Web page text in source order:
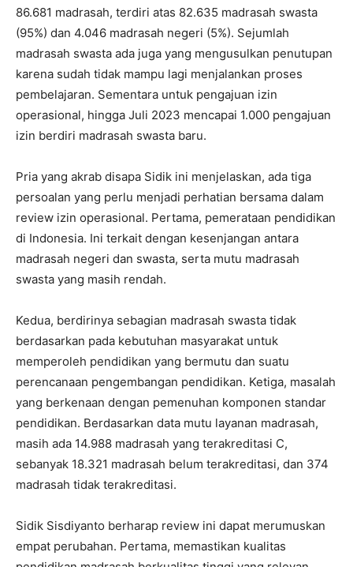
86.681 madrasah, terdiri atas 82.635 madrasah swasta
(95%) dan 4.046 madrasah negeri (5%). Sejumlah
madrasah swasta ada juga yang mengusulkan penutupan
karena sudah tidak mampu lagi menjalankan proses
pembelajaran. Sementara untuk pengajuan izin
operasional, hingga Juli 2023 mencapai 1.000 pengajuan
izin berdiri madrasah swasta baru.
Pria yang akrab disapa Sidik ini menjelaskan, ada tiga
persoalan yang perlu menjadi perhatian bersama dalam
review izin operasional. Pertama, pemerataan pendidikan
di Indonesia. Ini terkait dengan kesenjangan antara
madrasah negeri dan swasta, serta mutu madrasah
swasta yang masih rendah.
Kedua, berdirinya sebagian madrasah swasta tidak
berdasarkan pada kebutuhan masyarakat untuk
memperoleh pendidikan yang bermutu dan suatu
perencanaan pengembangan pendidikan. Ketiga, masalah
yang berkenaan dengan pemenuhan komponen standar
pendidikan. Berdasarkan data mutu layanan madrasah,
masih ada 14.988 madrasah yang terakreditasi C,
sebanyak 18.321 madrasah belum terakreditasi, dan 374
madrasah tidak terakreditasi.
Sidik Sisdiyanto berharap review ini dapat merumuskan
empat perubahan. Pertama, memastikan kualitas